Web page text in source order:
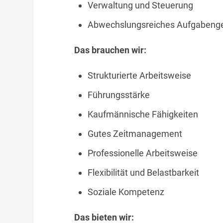
Verwaltung und Steuerung
Abwechslungsreiches
Das brauchen wir:
Strukturierte Arbeitsweise
Führungsstärke
Kaufmännische Fähigkeiten
Gutes Zeitmanagement
Professionelle Arbeitsweise
Flexibilität und Belastbarkeit
Soziale Kompetenz
Das bieten wir: